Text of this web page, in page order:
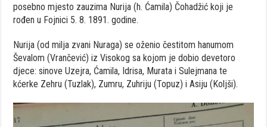
posebno mjesto zauzima Nurija (h. Ćamila) Čohadžić koji je
rođen u Fojnici 5. 8. 1891. godine.
Nurija (od milja zvani Nuraga) se oženio čestitom hanumom
Ševalom (Vrančević) iz Visokog sa kojom je dobio devetoro
djece: sinove Uzejra, Ćamila, Idrisa, Murata i Sulejmana te
kćerke Zehru (Tuzlak), Zumru, Zuhriju (Topuz) i Asiju (Koljši).